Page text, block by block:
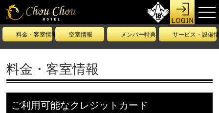
料金・客室情報 空室情報 メンバー特典 サービス・設備
料金・客室情報
ご利用可能なクレジットカード